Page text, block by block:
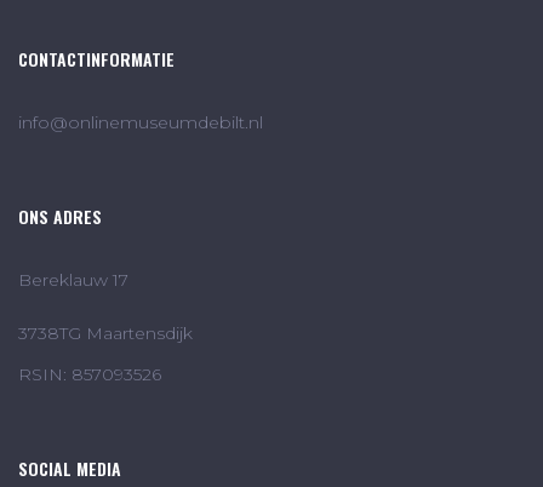
CONTACTINFORMATIE
info@onlinemuseumdebilt.nl
ONS ADRES
Bereklauw 17
3738TG Maartensdijk
RSIN: 857093526
SOCIAL MEDIA